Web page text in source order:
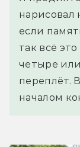
нарисовал
если
так всё
четыре
переплёт.
началом